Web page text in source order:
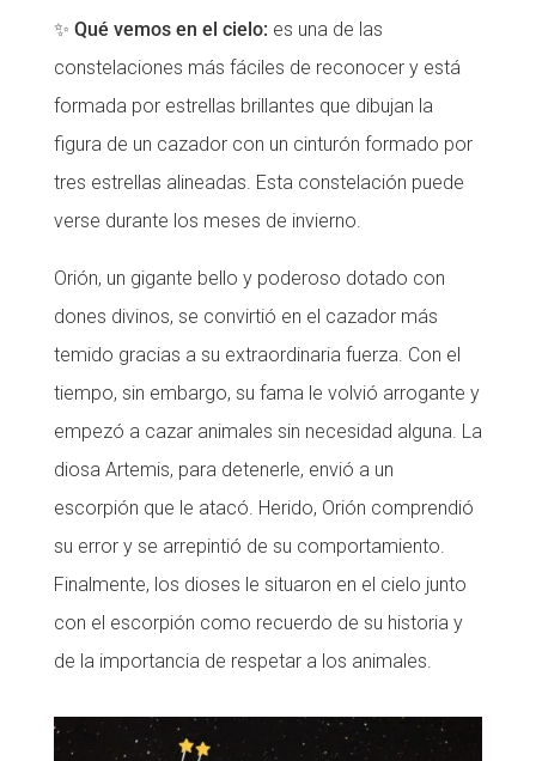
✨ Qué vemos en el cielo: es una de las
constelaciones más fáciles de reconocer y está
formada por estrellas brillantes que dibujan la
figura de un cazador con un cinturón formado por
tres estrellas alineadas. Esta constelación puede
verse durante los meses de invierno.
Orión, un gigante bello y poderoso dotado con
dones divinos, se convirtió en el cazador más
temido gracias a su extraordinaria fuerza. Con el
tiempo, sin embargo, su fama le volvió arrogante y
empezó a cazar animales sin necesidad alguna. La
diosa Artemis, para detenerle, envió a un
escorpión que le atacó. Herido, Orión comprendió
su error y se arrepintió de su comportamiento.
Finalmente, los dioses le situaron en el cielo junto
con el escorpión como recuerdo de su historia y
de la importancia de respetar a los animales.